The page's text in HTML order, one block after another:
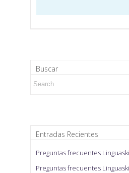
Buscar
Entradas Recientes
Preguntas frecuentes
Preguntas frecuentes